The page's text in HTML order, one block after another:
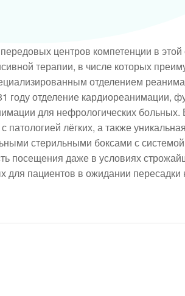
центров компетенции в
терапии, в числе которых
отделением
году отделение кардиореанимации,
для нефрологических больных.
лёгких, а также
стерильными боксами с
посещения даже в условиях
для пациентов в ожидании пересадки